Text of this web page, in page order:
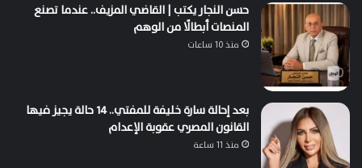
حسن النجار يكتب | القاضي المزيف.. عندما تصنع
المنصات أبطالًا من الوهم
منذ 10 ساعات
بعد إحالة سارة خليفة للمفتي.. 14 حالة يجيز فيها
القانون المصري عقوبة الإعدام
منذ 11 ساعة